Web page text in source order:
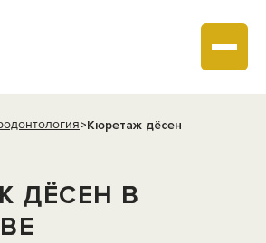
>Кюретаж дёсен
ДЁСЕН В